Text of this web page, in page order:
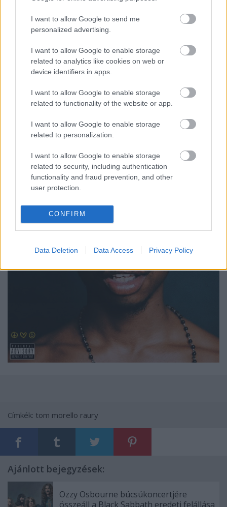
I want to allow Google to send me
personalized advertising.
I want to allow Google to enable storage
related to analytics like cookies on web or
device identifiers in apps.
I want to allow Google to enable storage
related to functionality of the website or app.
I want to allow Google to enable storage
related to personalization.
I want to allow Google to enable storage
related to security, including authentication
functionality and fraud prevention, and other
user protection.
CONFIRM
Data Deletion Data Access Privacy Policy
07 “Peace Prevail”
08 “Crystal Express”
10 “Her”
11 “Trap Tears” (Feat. Key!)
12 “Mama”
13 “Kingdom Come”
14 “Friends” (Feat. Tom Morello)
és borítója:
Címkék: tom morello raury
Ajánlott bejegyzések:
Ozzy Osbourne búcsúkoncertjére
összeáll a Black Sabbath eredeti felállása